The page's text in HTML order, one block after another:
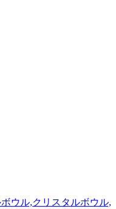
ウル,クリスタルボウル,